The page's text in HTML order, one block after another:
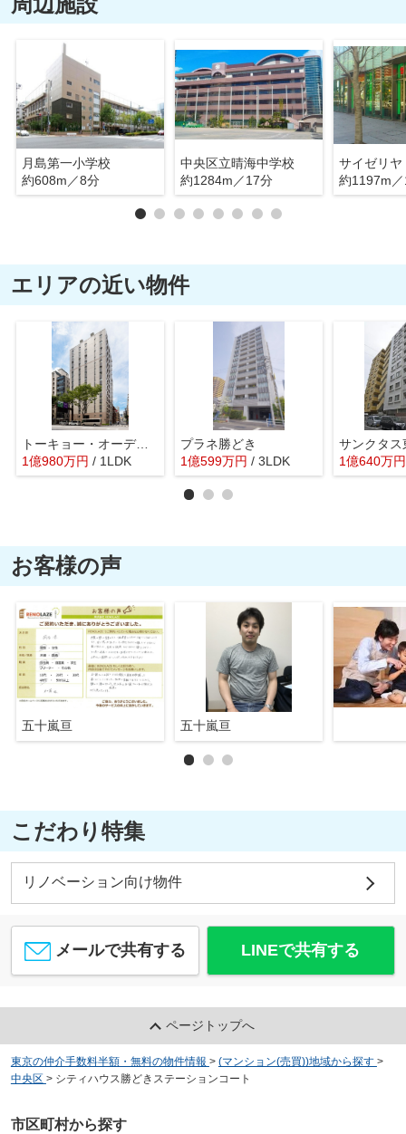
月島第一小学校
約608m／8分
中央区立晴海中学校
約1284m／17分
約1197m
エリアの近い物件
トーキョー・オーディアム日本橋浜町
1億980万円 / 1LDK
プラネ勝どき
1億599万円 / 3LDK 1億640万円
お客様の声
五十嵐亘 五十嵐亘
こだわり特集
リノベーション向け物件
メールで共有する LINEで共有する
ページトップへ
東京の仲介手数料半額・無料の物件情報 > (マンション(売買))地域から探す >
中央区 > シティハウス勝どきステーションコート
市区町村から探す